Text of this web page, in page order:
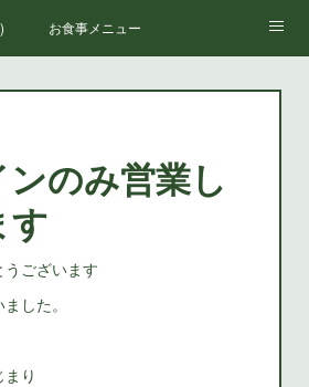
お食事メニュー
のみ営業し
す
ございます
した。
り